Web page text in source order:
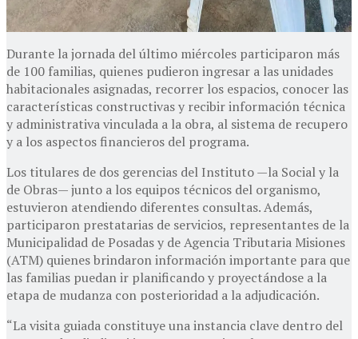
Durante la jornada del último miércoles participaron más
de 100 familias, quienes pudieron ingresar a las unidades
habitacionales asignadas, recorrer los espacios, conocer las
características constructivas y recibir información técnica
y administrativa vinculada a la obra, al sistema de recupero
y a los aspectos financieros del programa.
Los titulares de dos gerencias del Instituto —la Social y la
de Obras— junto a los equipos técnicos del organismo,
estuvieron atendiendo diferentes consultas. Además,
participaron prestatarias de servicios, representantes de la
Municipalidad de Posadas y de Agencia Tributaria Misiones
(ATM) quienes brindaron información importante para que
las familias puedan ir planificando y proyectándose a la
etapa de mudanza con posterioridad a la adjudicación.
“La visita guiada constituye una instancia clave dentro del